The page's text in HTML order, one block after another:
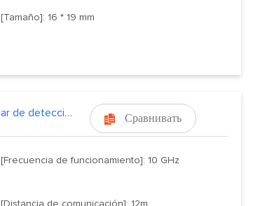
[Tamaño]: 16 * 19 mm
 Сравнивать
Módulo de radar de detección de movimiento de 10.525GHZ
[Frecuencia de funcionamiento]: 10 GHz
[Distancia de comunicación]: 12m